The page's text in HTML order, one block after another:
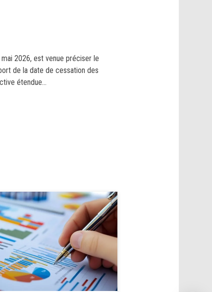
2026, est venue préciser le
de la date de cessation des
étendue...